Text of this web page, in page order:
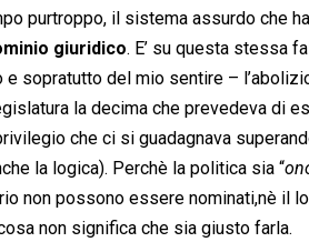
purtroppo, il sistema assurdo che
giuridico. E’ su questa stessa
sopratutto del mio sentire –
la decima che prevedeva di
che ci si guadagnava
la logica). Perchè la politica sia “
non possono essere nominati,nè il
non significa che sia giusto farla.